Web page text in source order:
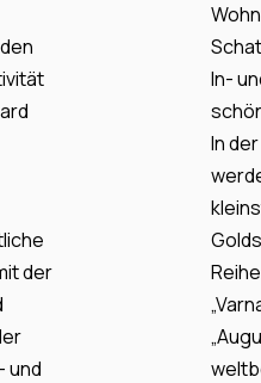
der
und
In-
In